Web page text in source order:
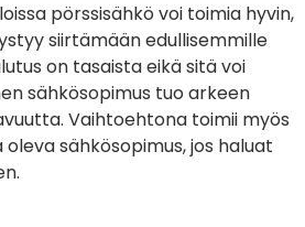
pörssisähkö voi toimia hyvin,
siirtämään edullisemmille
on tasaista eikä sitä voi
sähkösopimus tuo arkeen
Vaihtoehtona toimii myös
sähkösopimus, jos haluat